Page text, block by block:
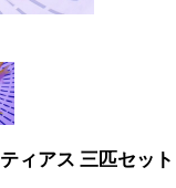
ィアス 三匹セット